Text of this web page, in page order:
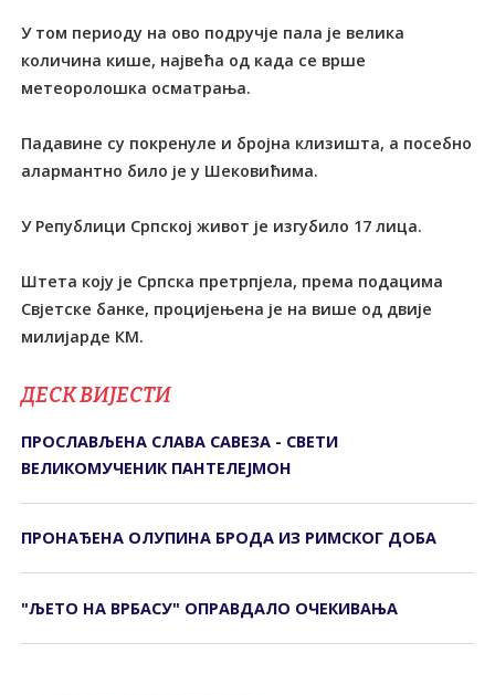
У том периоду на ово подручје пала је велика
количина кише, највећа од када се врше
метеоролошка осматрања.
Падавине су покренуле и бројна клизишта, а посебно
алармантно било је у Шековићима.
У Републици Српској живот је изгубило 17 лица.
Штета коју је Српска претрпјела, према подацима
Свјетске банке, процијењена је на више од двије
милијарде КМ.
ДЕСК ВИЈЕСТИ
ПРОСЛАВЉЕНА СЛАВА САВЕЗА - СВЕТИ
ВЕЛИКОМУЧЕНИК ПАНТЕЛЕЈМОН
ПРОНАЂЕНА ОЛУПИНА БРОДА ИЗ РИМСКОГ ДОБА
"ЉЕТО НА ВРБАСУ" ОПРАВДАЛО ОЧЕКИВАЊА